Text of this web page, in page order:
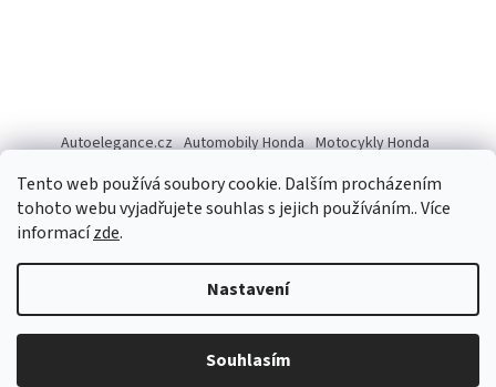
Tento web používá soubory cookie. Dalším procházením
tohoto webu vyjadřujete souhlas s jejich používáním.. Více
informacízde.
Nastavení
Souhlasím
Autoelegance.cz Automobily Honda Motocykly Honda
Copyright 2026Autoelegance Brno s.r.o.. Všechna práva
vyhrazena.